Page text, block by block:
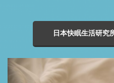
日本快眠生活研究